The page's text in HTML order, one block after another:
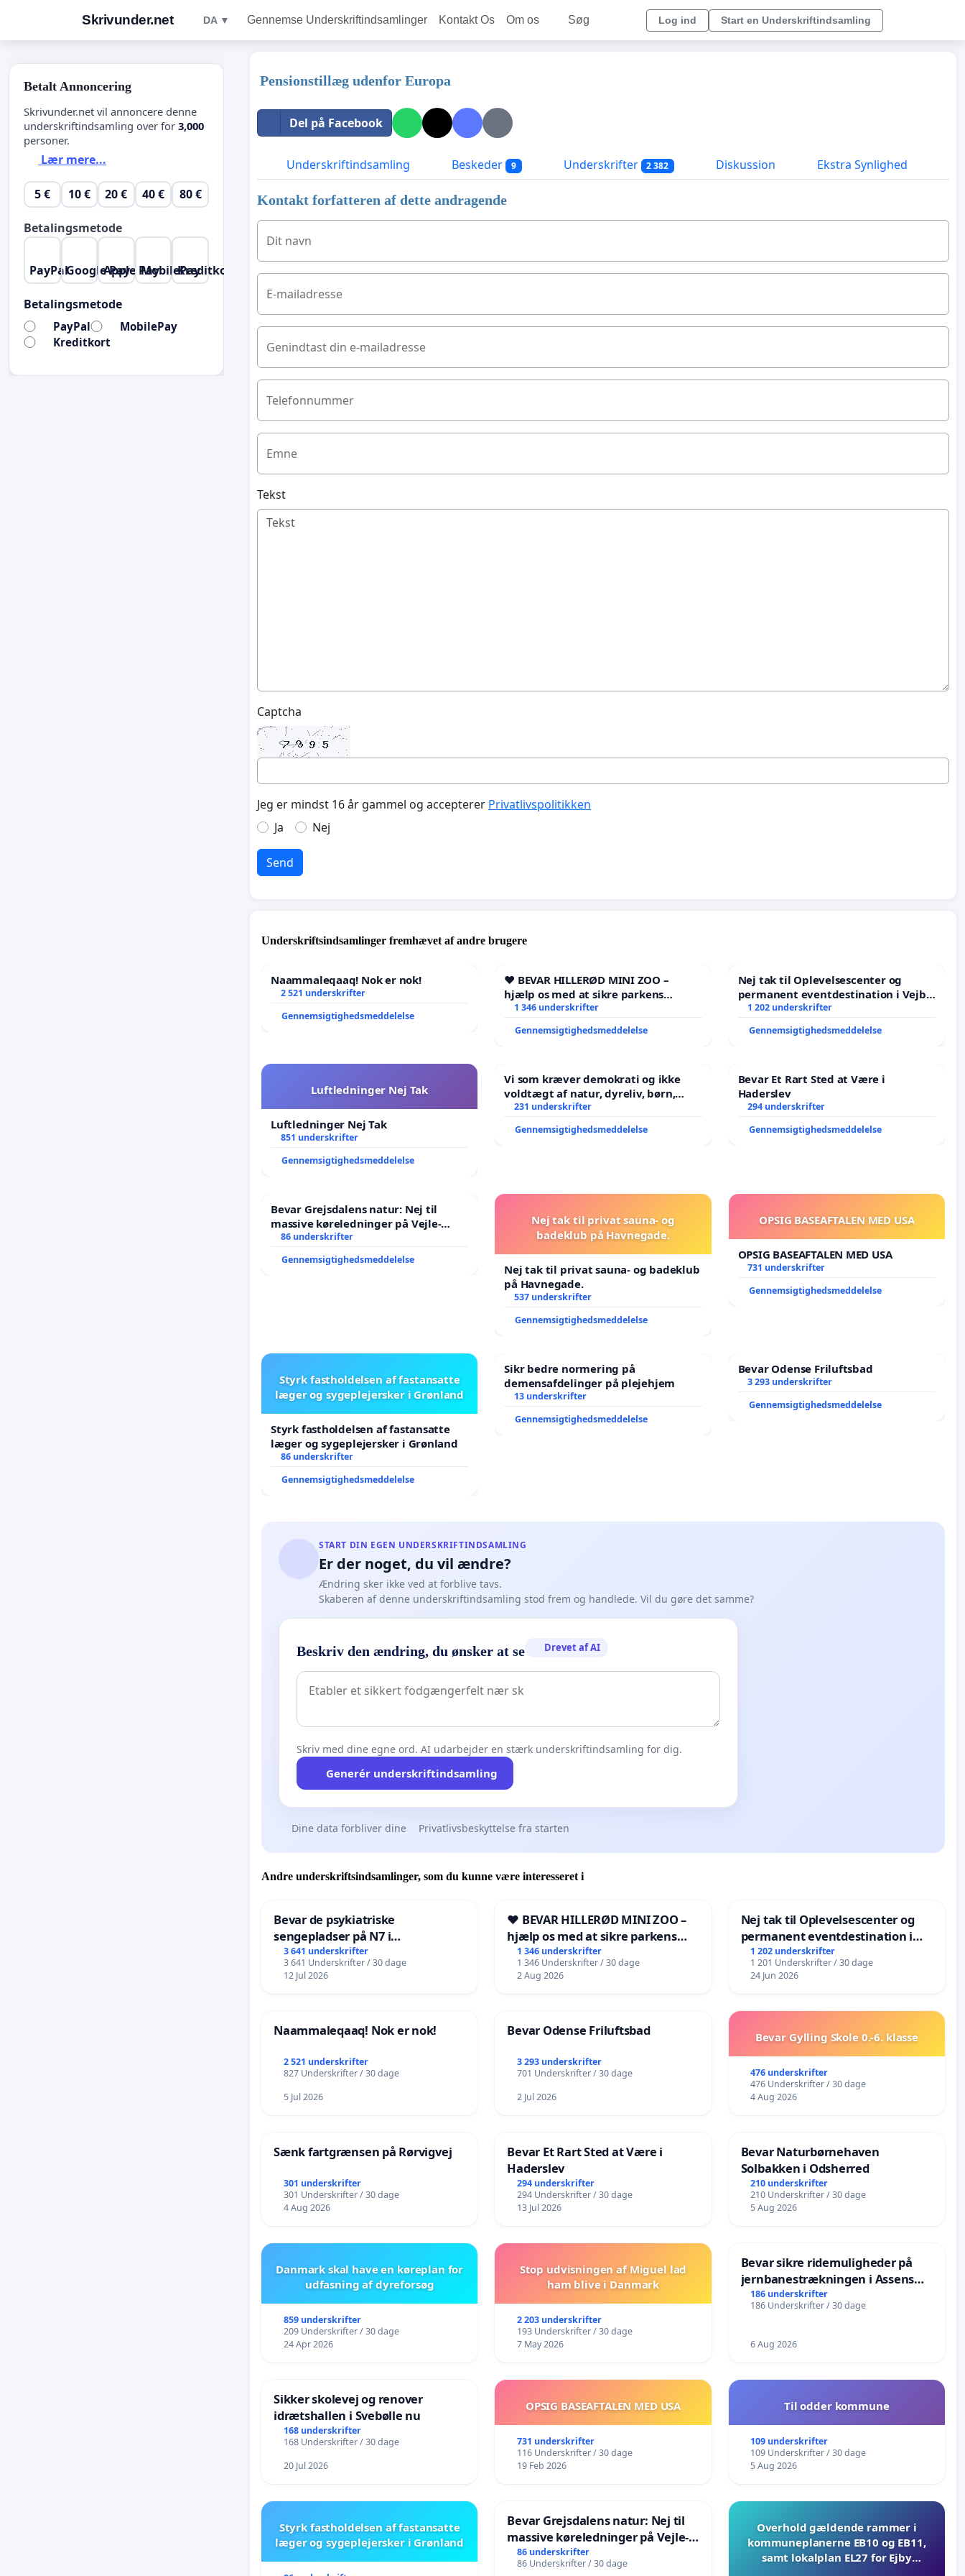
Skrivunder.net DA ▼ Gennemse Underskriftindsamlinger Kontakt Os Om os Søg Log ind Start en Underskriftindsamling
Pensionstillæg udenfor Europa
Del på Facebook
Underskriftindsamling Beskeder 9 Underskrifter 2 382 Diskussion Ekstra Synlighed
Kontakt forfatteren af dette andragende
Dit navn
E-mailadresse
Genindtast din e-mailadresse
Telefonnummer
Emne
Tekst
Captcha
Jeg er mindst 16 år gammel og accepterer Privatlivspolitikken
Ja
Nej
Send
Underskriftsindsamlinger fremhævet af andre brugere
Naammaleqaaq! Nok er nok!
2 521 underskrifter
Gennemsigtighedsmeddelelse
❤️ BEVAR HILLERØD MINI ZOO –
hjælp os med at sikre parkens
fremtid ❤️
1 346 underskrifter
Gennemsigtighedsmeddelelse
Nej tak til Oplevelsescenter og
permanent eventdestination i Vejby
- Ja tak til et levende lokalområde i
1 202 underskrifter
Gennemsigtighedsmeddelelse
Luftledninger Nej Tak
Luftledninger Nej Tak
851 underskrifter
Gennemsigtighedsmeddelelse
Vi som kræver demokrati og ikke
voldtægt af natur, dyreliv, børn,
unge Borgene har sagt NEJ i mange
231 underskrifter
Gennemsigtighedsmeddelelse
Bevar Et Rart Sted at Være i
Haderslev
294 underskrifter
Gennemsigtighedsmeddelelse
Bevar Grejsdalens natur: Nej til
massive køreledninger på Vejle-
Struer-banen
86 underskrifter
Gennemsigtighedsmeddelelse
Nej tak til privat sauna- og
badeklub på Havnegade.
Nej tak til privat sauna- og badeklub
på Havnegade.
537 underskrifter
Gennemsigtighedsmeddelelse
OPSIG BASEAFTALEN MED USA
OPSIG BASEAFTALEN MED USA
731 underskrifter
Gennemsigtighedsmeddelelse
Styrk fastholdelsen af fastansatte
læger og sygeplejersker i Grønland
Styrk fastholdelsen af fastansatte
læger og sygeplejersker i Grønland
86 underskrifter
Gennemsigtighedsmeddelelse
Sikr bedre normering på
demensafdelinger på plejehjem
13 underskrifter
Gennemsigtighedsmeddelelse
Bevar Odense Friluftsbad
3 293 underskrifter
Gennemsigtighedsmeddelelse
START DIN EGEN UNDERSKRIFTINDSAMLING
Er der noget, du vil ændre?
Ændring sker ikke ved at forblive tavs.
Skaberen af denne underskriftindsamling stod frem og handlede. Vil du gøre det samme?
Beskriv den ændring, du ønsker at se Drevet af AI
Skriv med dine egne ord. AI udarbejder en stærk underskriftindsamling for dig.
Generér underskriftindsamling
Dine data forbliver dine Privatlivsbeskyttelse fra starten
Andre underskriftsindsamlinger, som du kunne være interesseret i
Bevar de psykiatriske
sengepladser på N7 i
Frederikshavn
3 641 underskrifter
3 641 Underskrifter / 30 dage
12 Jul 2026
❤️ BEVAR HILLERØD MINI ZOO –
hjælp os med at sikre parkens
fremtid ❤️
1 346 underskrifter
1 346 Underskrifter / 30 dage
2 Aug 2026
Nej tak til Oplevelsescenter og
permanent eventdestination i
Vejby - Ja tak til et levende
lokalområde i balance
1 202 underskrifter
1 201 Underskrifter / 30 dage
24 Jun 2026
Naammaleqaaq! Nok er nok!
2 521 underskrifter
827 Underskrifter / 30 dage
5 Jul 2026
Bevar Odense Friluftsbad
3 293 underskrifter
701 Underskrifter / 30 dage
2 Jul 2026
Bevar Gylling Skole 0.-6. klasse
476 underskrifter
476 Underskrifter / 30 dage
4 Aug 2026
Sænk fartgrænsen på Rørvigvej
301 underskrifter
301 Underskrifter / 30 dage
4 Aug 2026
Bevar Et Rart Sted at Være i
Haderslev
294 underskrifter
294 Underskrifter / 30 dage
13 Jul 2026
Bevar Naturbørnehaven
Solbakken i Odsherred
210 underskrifter
210 Underskrifter / 30 dage
5 Aug 2026
Danmark skal have en køreplan for
udfasning af dyreforsøg
859 underskrifter
209 Underskrifter / 30 dage
24 Apr 2026
Stop udvisningen af Miguel lad
ham blive i Danmark
2 203 underskrifter
193 Underskrifter / 30 dage
7 May 2026
Bevar sikre ridemuligheder på
jernbanestrækningen i Assens
Kommune
186 underskrifter
186 Underskrifter / 30 dage
6 Aug 2026
Sikker skolevej og renover
idrætshallen i Svebølle nu
168 underskrifter
168 Underskrifter / 30 dage
20 Jul 2026
OPSIG BASEAFTALEN MED USA
731 underskrifter
116 Underskrifter / 30 dage
19 Feb 2026
Til odder kommune
109 underskrifter
109 Underskrifter / 30 dage
5 Aug 2026
Styrk fastholdelsen af fastansatte
læger og sygeplejersker i Grønland
Bevar Grejsdalens natur: Nej til
massive køreledninger på Vejle-
Struer-banen
86 underskrifter
86 Underskrifter / 30 dage
Overhold gældende rammer i
kommuneplanerne EB10 og EB11,
samt lokalplan EL27 for Ejby
Betalt Annoncering
Skrivunder.net vil annoncere denne
underskriftindsamling over for 3,000
personer.
Lær mere...
5 € 10 € 20 € 40 € 80 €
Betalingsmetode
PayPalGoogle PayApple PayMobilePayKreditkort
Betalingsmetode
PayPal
MobilePay
Kreditkort